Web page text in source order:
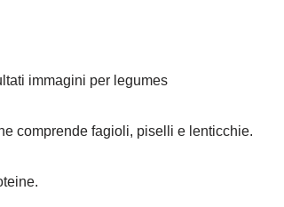
comprende fagioli, piselli e lenticchie.